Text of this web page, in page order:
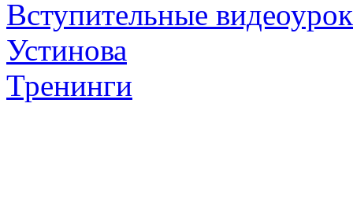
Вступительные
Устинова
Тренинги